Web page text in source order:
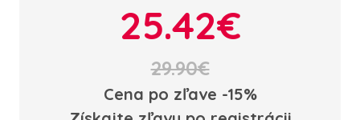
25.42€
29.90€
Cena po zľave -15%